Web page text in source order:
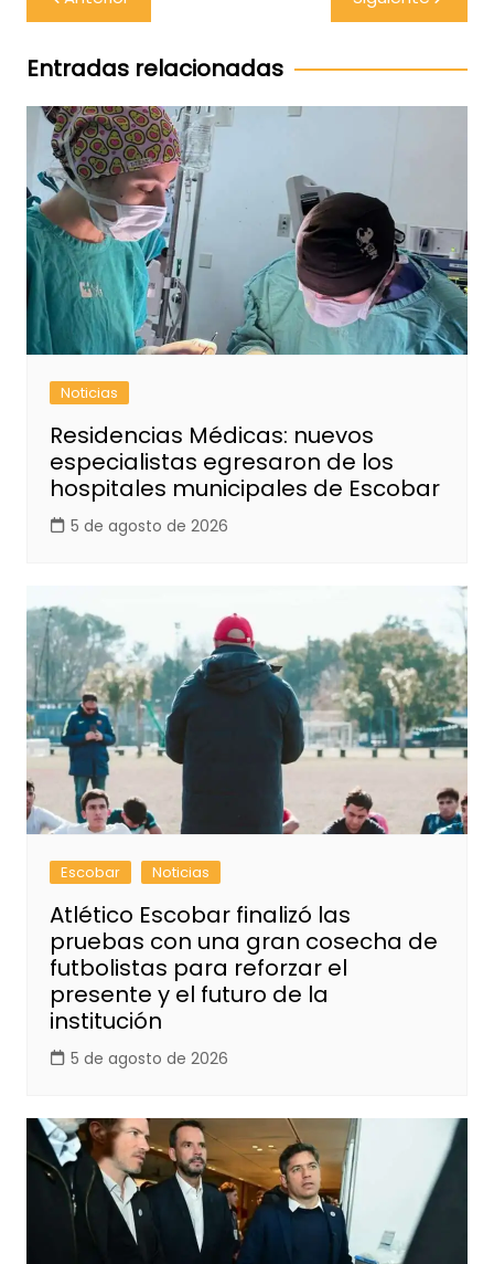
de
entradas
Entradas relacionadas
Noticias
Residencias Médicas: nuevos
especialistas egresaron de los
hospitales municipales de Escobar
5 de agosto de 2026
Escobar Noticias
Atlético Escobar finalizó las
pruebas con una gran cosecha de
futbolistas para reforzar el
presente y el futuro de la
institución
5 de agosto de 2026